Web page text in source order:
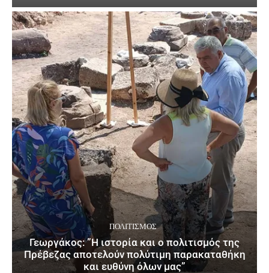
ΠΟΛΙΤΙΣΜΌΣ
Γεωργάκος: ”Η ιστορία και ο πολιτισμός της
Πρέβεζας αποτελούν πολύτιμη παρακαταθήκη
και ευθύνη όλων μας”